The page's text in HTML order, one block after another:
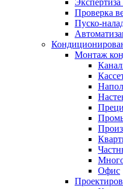
Проверка
Пуско-
Монтаж
Офис